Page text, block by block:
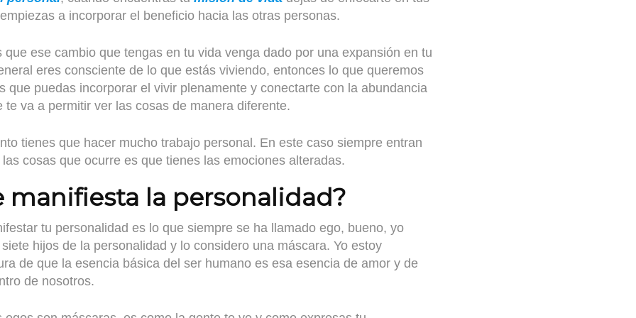
a incorporar el beneficio hacia las otras personas.
que ese cambio que tengas en tu vida venga dado por una expansión en tu
eres consciente de lo que estás viviendo, entonces lo que queremos
que puedas incorporar el vivir plenamente y conectarte con la abundancia
te va a permitir ver las cosas de manera diferente.
tienes que hacer mucho trabajo personal. En este caso siempre entran
cosas que ocurre es que tienes las emociones alteradas.
manifiesta la personalidad?
tu personalidad es lo que siempre se ha llamado ego, bueno, yo
hijos de la personalidad y lo considero una máscara. Yo estoy
de que la esencia básica del ser humano es esa esencia de amor y de
de nosotros.